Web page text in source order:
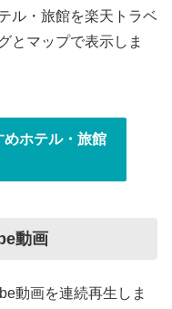
ル・旅館を楽天トラベ
とマップで表示しま
ホテル・旅館
動画
動画を連続再生しま